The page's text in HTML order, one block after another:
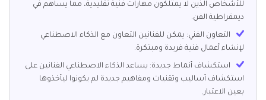
للأشخاص الذين لا يمتلكون مهارات فنية تقليدية، مما يساهم في
ديمقراطية الفن.
التعاون الفني: يمكن للفنانين التعاون مع الذكاء الاصطناعي
لإنشاء أعمال فنية فريدة ومبتكرة.
استكشاف أنماط جديدة: يساعد الذكاء الاصطناعي الفنانين على
استكشاف أساليب وتقنيات ومفاهيم جديدة لم يكونوا ليأخذوها
بعين الاعتبار.